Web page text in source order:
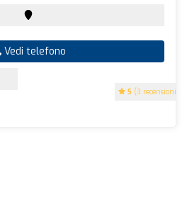
5 (3 recensioni)
Vedi telefono